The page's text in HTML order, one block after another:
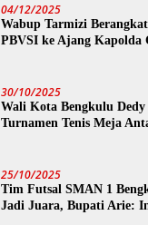
04/12/2025
Wabup Tarmizi
PBVSI ke Ajang Kapolda
30/10/2025
Wali Kota Bengkulu
Turnamen Tenis Meja
25/10/2025
Tim Futsal SMAN 1
Jadi Juara, Bupati Arie: